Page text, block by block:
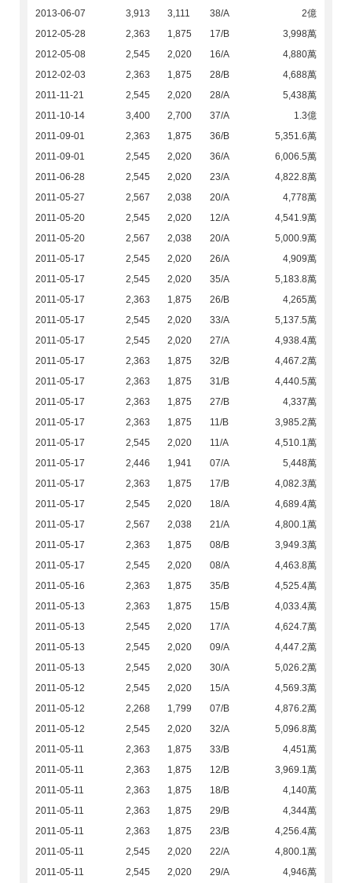
2013-06-07
3,913 3,111 38/A
2億
2012-05-28
2,363 1,875 17/B
3,998萬
2012-05-08
2,545 2,020 16/A
4,880萬
2012-02-03
2,363 1,875 28/B
4,688萬
2011-11-21
2,545 2,020 28/A
5,438萬
2011-10-14
3,400 2,700 37/A
1.3億
2011-09-01
2,363 1,875 36/B
5,351.6萬
2011-09-01
2,545 2,020 36/A
6,006.5萬
2011-06-28
2,545 2,020 23/A
4,822.8萬
2011-05-27
2,567 2,038 20/A
4,778萬
2011-05-20
2,545 2,020 12/A
4,541.9萬
2011-05-20
2,567 2,038 20/A
5,000.9萬
2011-05-17
2,545 2,020 26/A
4,909萬
2011-05-17
2,545 2,020 35/A
5,183.8萬
2011-05-17
2,363 1,875 26/B
4,265萬
2011-05-17
2,545 2,020 33/A
5,137.5萬
2011-05-17
2,545 2,020 27/A
4,938.4萬
2011-05-17
2,363 1,875 32/B
4,467.2萬
2011-05-17
2,363 1,875 31/B
4,440.5萬
2011-05-17
2,363 1,875 27/B
4,337萬
2011-05-17
2,363 1,875 11/B
3,985.2萬
2011-05-17
2,545 2,020 11/A
4,510.1萬
2011-05-17
2,446 1,941 07/A
5,448萬
2011-05-17
2,363 1,875 17/B
4,082.3萬
2011-05-17
2,545 2,020 18/A
4,689.4萬
2011-05-17
2,567 2,038 21/A
4,800.1萬
2011-05-17
2,363 1,875 08/B
3,949.3萬
2011-05-17
2,545 2,020 08/A
4,463.8萬
2011-05-16
2,363 1,875 35/B
4,525.4萬
2011-05-13
2,363 1,875 15/B
4,033.4萬
2011-05-13
2,545 2,020 17/A
4,624.7萬
2011-05-13
2,545 2,020 09/A
4,447.2萬
2011-05-13
2,545 2,020 30/A
5,026.2萬
2011-05-12
2,545 2,020 15/A
4,569.3萬
2011-05-12
2,268 1,799 07/B
4,876.2萬
2011-05-12
2,545 2,020 32/A
5,096.8萬
2011-05-11
2,363 1,875 33/B
4,451萬
2011-05-11
2,363 1,875 12/B
3,969.1萬
2011-05-11
2,363 1,875 18/B
4,140萬
2011-05-11
2,363 1,875 29/B
4,344萬
2011-05-11
2,363 1,875 23/B
4,256.4萬
2011-05-11
2,545 2,020 22/A
4,800.1萬
2011-05-11
2,545 2,020 29/A
4,946萬